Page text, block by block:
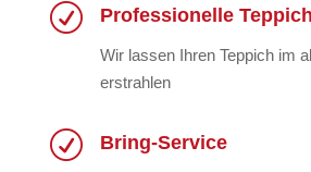
R Professionelle
Wir lassen Ihren Teppich im
erstrahlen
R Bring-Service